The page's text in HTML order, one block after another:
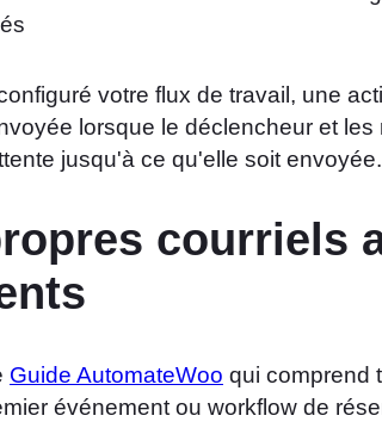
votre flux de travail, une
lorsque le déclencheur et
jusqu'à ce qu'elle soit envoyée.
courriels
Guide AutomateWoo qui comprend
événement ou workflow de